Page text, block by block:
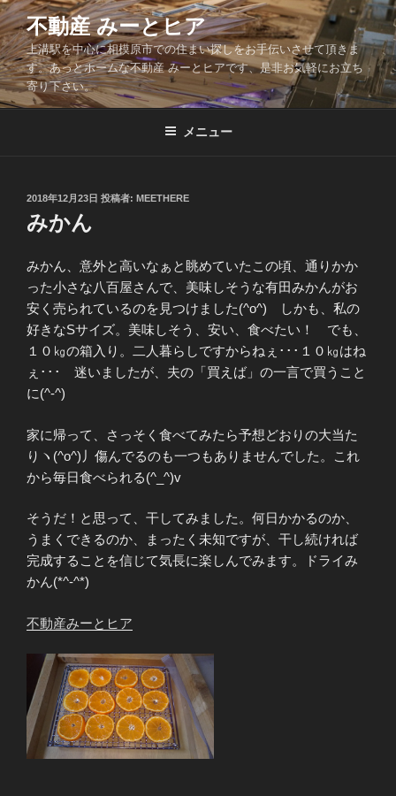
コ
ン
テ
ン
ツ
不動産 みーとヒア
上溝駅を中心に相模原市での住まい探しをお手伝いさせて頂きま
す。あっとホームな不動産 みーとヒアです、是非お気軽にお立ち
寄り下さい。
メニュー
投
稿
日:
2018年12月23日 投稿者: MEETHERE
みかん
みかん、意外と高いなぁと眺めていたこの頃、通りかか
った小さな八百屋さんで、美味しそうな有田みかんがお
安く売られているのを見つけました(^o^) しかも、私の
好きなSサイズ。美味しそう、安い、食べたい！ でも、
１０㎏の箱入り。二人暮らしですからねぇ･･･１０㎏はね
ぇ･･･ 迷いましたが、夫の「買えば」の一言で買うこと
に(^-^)
家に帰って、さっそく食べてみたら予想どおりの大当た
りヽ(^o^)丿傷んでるのも一つもありませんでした。これ
から毎日食べられる(^_^)v
そうだ！と思って、干してみました。何日かかるのか、
うまくできるのか、まったく未知ですが、干し続ければ
完成することを信じて気長に楽しんでみます。ドライみ
かん(*^-^*)
不動産みーとヒア